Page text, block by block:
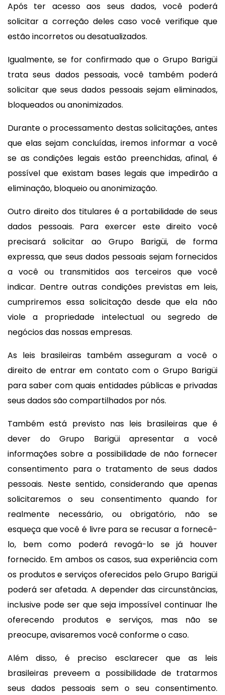
Após ter acesso aos seus dados, você poderá
solicitar a correção deles caso você verifique que
estão incorretos ou desatualizados.
Igualmente, se for confirmado que o Grupo Barigüi
trata seus dados pessoais, você também poderá
solicitar que seus dados pessoais sejam eliminados,
bloqueados ou anonimizados.
Durante o processamento destas solicitações, antes
que elas sejam concluídas, iremos informar a você
se as condições legais estão preenchidas, afinal, é
possível que existam bases legais que impedirão a
eliminação, bloqueio ou anonimização.
Outro direito dos titulares é a portabilidade de seus
dados pessoais. Para exercer este direito você
precisará solicitar ao Grupo Barigüi, de forma
expressa, que seus dados pessoais sejam fornecidos
a você ou transmitidos aos terceiros que você
indicar. Dentre outras condições previstas em leis,
cumpriremos essa solicitação desde que ela não
viole a propriedade intelectual ou segredo de
negócios das nossas empresas.
As leis brasileiras também asseguram a você o
direito de entrar em contato com o Grupo Barigüi
para saber com quais entidades públicas e privadas
seus dados são compartilhados por nós.
Também está previsto nas leis brasileiras que é
dever do Grupo Barigüi apresentar a você
informações sobre a possibilidade de não fornecer
consentimento para o tratamento de seus dados
pessoais. Neste sentido, considerando que apenas
solicitaremos o seu consentimento quando for
realmente necessário, ou obrigatório, não se
esqueça que você é livre para se recusar a fornecê-
lo, bem como poderá revogá-lo se já houver
fornecido. Em ambos os casos, sua experiência com
os produtos e serviços oferecidos pelo Grupo Barigüi
poderá ser afetada. A depender das circunstâncias,
inclusive pode ser que seja impossível continuar lhe
oferecendo produtos e serviços, mas não se
preocupe, avisaremos você conforme o caso.
Além disso, é preciso esclarecer que as leis
brasileiras preveem a possibilidade de tratarmos
seus dados pessoais sem o seu consentimento.